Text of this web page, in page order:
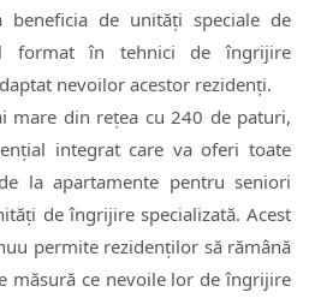
beneficia de unități speciale de
format în tehnici de îngrijire
nevoilor acestor rezidenți.
mare din rețea cu 240 de paturi,
integrat care va oferi toate
la apartamente pentru seniori
de îngrijire specializată. Acest
permite rezidenților să rămână
măsură ce nevoile lor de îngrijire